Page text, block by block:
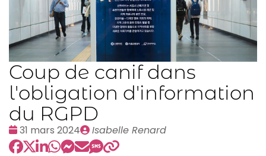
Coup de canif dans
l'obligation d'information
du RGPD
Date
:
31 mars 2024
Publié
par
Isabelle Renard